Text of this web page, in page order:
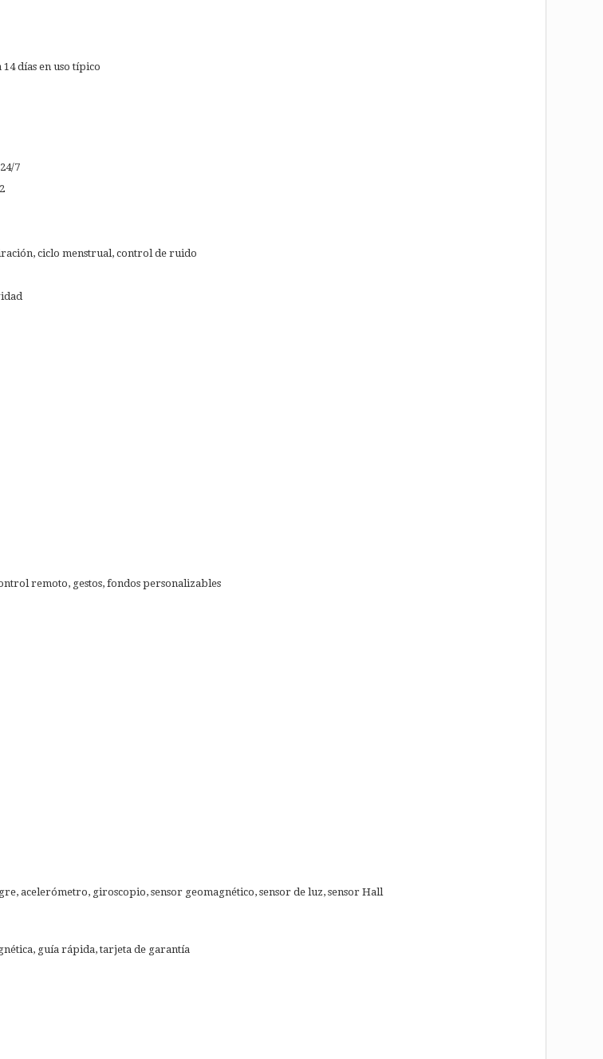
días en uso típico
7
ciclo menstrual, control de ruido
remoto, gestos, fondos personalizables
acelerómetro, giroscopio, sensor geomagnético, sensor de luz, sensor Hall
guía rápida, tarjeta de garantía